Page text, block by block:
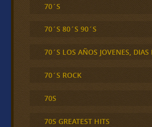
70´S
70´S 80´S 90´S
70´S LOS AÑOS JOVENES, DIAS
70´S ROCK
70S
70S GREATEST HITS